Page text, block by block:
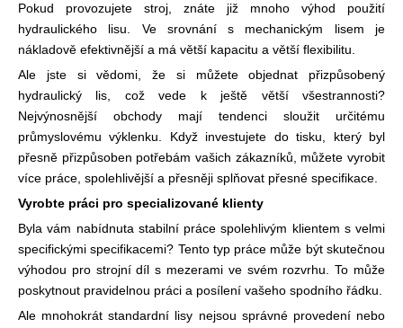
Pokud provozujete stroj, znáte již mnoho výhod použití
hydraulického lisu. Ve srovnání s mechanickým lisem je
nákladově efektivnější a má větší kapacitu a větší flexibilitu.
Ale jste si vědomi, že si můžete objednat přizpůsobený
hydraulický lis, což vede k ještě větší všestrannosti?
Nejvýnosnější obchody mají tendenci sloužit určitému
průmyslovému výklenku. Když investujete do tisku, který byl
přesně přizpůsoben potřebám vašich zákazníků, můžete vyrobit
více práce, spolehlivější a přesněji splňovat přesné specifikace.
Vyrobte práci pro specializované klienty
Byla vám nabídnuta stabilní práce spolehlivým klientem s velmi
specifickými specifikacemi? Tento typ práce může být skutečnou
výhodou pro strojní díl s mezerami ve svém rozvrhu. To může
poskytnout pravidelnou práci a posílení vašeho spodního řádku.
Ale mnohokrát standardní lisy nejsou správné provedení nebo